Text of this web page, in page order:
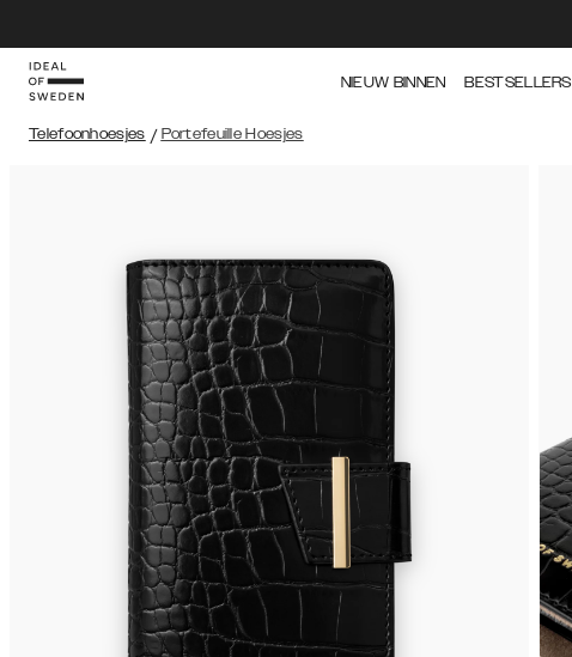
NIEUW BINNEN BESTSELLERS
Telefoonhoesjes / Portefeuille Hoesjes